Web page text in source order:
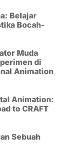
Belajar
Bocah-
Muda
di
Animation
Animation:
to CRAFT
Sebuah